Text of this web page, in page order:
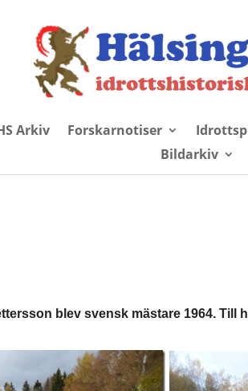
Arkiv Forskarnotiser
Bildarkiv
blev svensk mästare 1964. Till